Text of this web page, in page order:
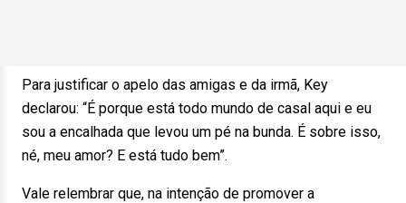
Para justificar o apelo das amigas e da irmã, Key
declarou: “É porque está todo mundo de casal aqui e eu
sou a encalhada que levou um pé na bunda. É sobre isso,
né, meu amor? E está tudo bem”.
Vale relembrar que, na intenção de promover a